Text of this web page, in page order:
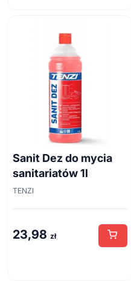
Sanit Dez do mycia
sanitariatów 1l
TENZI
23,98 zł